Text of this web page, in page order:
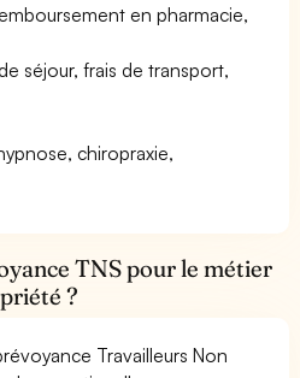
en pharmacie,
séjour, frais de transport,
chiropraxie,
TNS pour le métier
?
Travailleurs Non